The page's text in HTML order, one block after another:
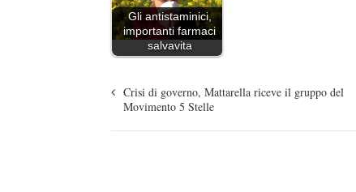
Gli antistaminici,
importanti farmaci
salvavita
Crisi di governo, Mattarella riceve il gruppo del
Movimento 5 Stelle